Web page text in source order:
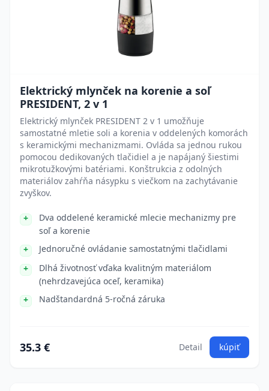
Elektrický mlynček na korenie a soľ
PRESIDENT, 2 v 1
Elektrický mlynček PRESIDENT 2 v 1 umožňuje
samostatné mletie soli a korenia v oddelených komorách
s keramickými mechanizmami. Ovláda sa jednou rukou
pomocou dedikovaných tlačidiel a je napájaný šiestimi
mikrotužkovými batériami. Konštrukcia z odolných
materiálov zahŕňa násypku s viečkom na zachytávanie
zvyškov.
Dva oddelené keramické mlecie mechanizmy pre
soľ a korenie
Jednoručné ovládanie samostatnými tlačidlami
Dlhá životnosť vďaka kvalitným materiálom
(nehrdzavejúca oceľ, keramika)
Nadštandardná 5-ročná záruka
35.3 € Detail kúpiť